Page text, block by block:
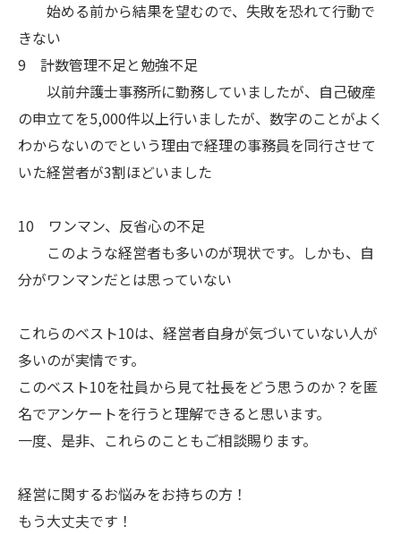
始める前から結果を望むので、失敗を恐れて行動で
きない
9 計数管理不足と勉強不足
以前弁護士事務所に勤務していましたが、自己破産
の申立てを5,000件以上行いましたが、数字のことがよく
わからないのでという理由で経理の事務員を同行させて
いた経営者が3割ほどいました
10 ワンマン、反省心の不足
このような経営者も多いのが現状です。しかも、自
分がワンマンだとは思っていない
これらのベスト10は、経営者自身が気づいていない人が
多いのが実情です。
このベスト10を社員から見て社長をどう思うのか？を匿
名でアンケートを行うと理解できると思います。
一度、是非、これらのこともご相談賜ります。
経営に関するお悩みをお持ちの方！
もう大丈夫です！